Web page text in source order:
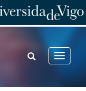
Toggle
TOGGLE
SEARCH